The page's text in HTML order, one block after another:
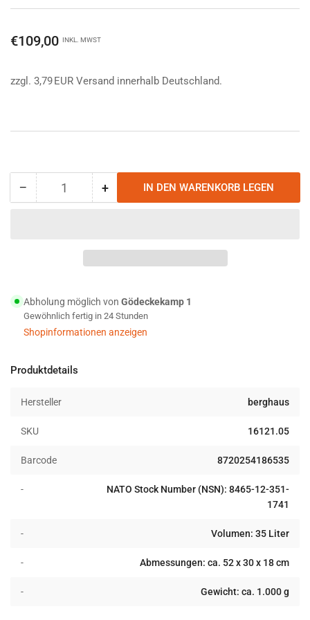
Normaler
€109,00 INKL. MWST
zzgl. 3,79 EUR Versand innerhalb Deutschland.
− Menge
35L
SF-
Camo
Anzahl +Menge
Munro
II
35L
SF-
Camo
IN DEN WARENKORB LEGEN
Abholung möglich von Gödeckekamp 1
Gewöhnlich fertig in 24 Stunden
Shopinformationen anzeigen
Produktdetails
Hersteller berghaus
SKU 16121.05
Barcode 8720254186535
-
NATO Stock Number (NSN): 8465-12-351-
1741
- Volumen: 35 Liter
- Abmessungen: ca. 52 x 30 x 18 cm
- Gewicht: ca. 1.000 g